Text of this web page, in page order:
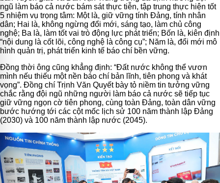
ngũ làm báo cả nước bám sát thực tiễn, tập trung thực hiện tốt
5 nhiệm vụ trọng tâm: Một là, giữ vững tính Đảng, tính nhân
dân; Hai là, không ngừng đổi mới, sáng tạo, làm chủ công
nghệ; Ba là, làm tốt vai trò động lực phát triển; Bốn là, kiên định
“nội dung là cốt lõi, công nghệ là công cụ”; Năm là, đổi mới mô
hình quản trị, phát triển kinh tế báo chí bền vững.
Đồng thời ông cũng khẳng định: “Đất nước không thể vươn
mình nếu thiếu một nền báo chí bản lĩnh, tiên phong và khát
vọng”. Đồng chí Trịnh Văn Quyết bày tỏ niềm tin tưởng vững
chắc rằng đội ngũ những người làm báo cả nước sẽ tiếp tục
giữ vững ngọn cờ tiên phong, cùng toàn Đảng, toàn dân vững
bước hướng tới các cột mốc lịch sử 100 năm thành lập Đảng
(2030) và 100 năm thành lập nước (2045).